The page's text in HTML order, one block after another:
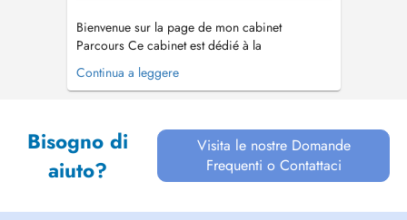
Bienvenue sur la page de mon cabinet
Parcours Ce cabinet est dédié à la
psychomotricité à tous les âges, proposé par
une psychomotricienne disposant de 16 ans
parental, du vieillissement actif et des soins
palliatifs. ...
Continua a leggere
Bisogno di
aiuto?
Visita le nostre Domande
Frequenti o Contattaci